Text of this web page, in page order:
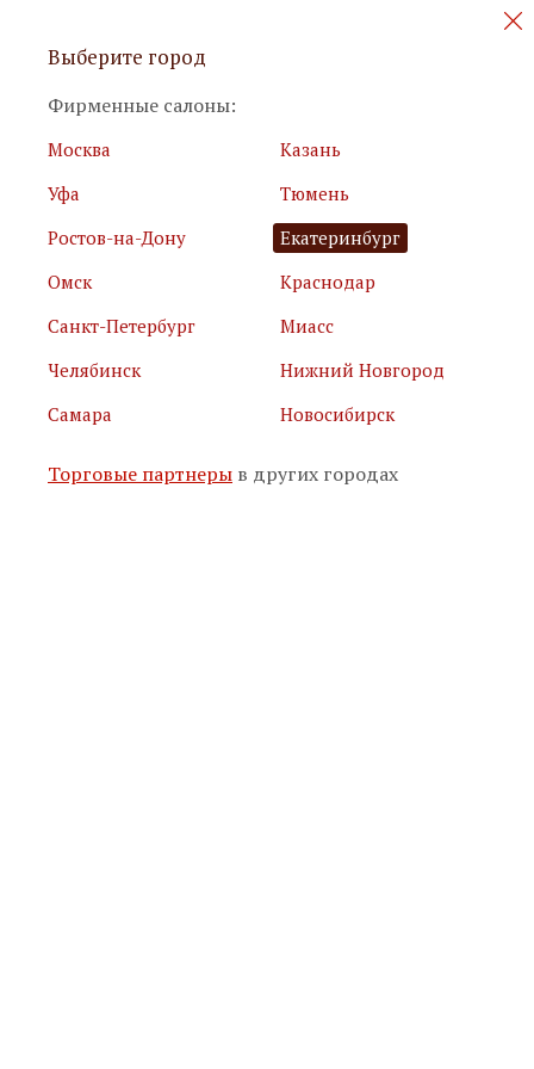
Персональные акции и новинки
Я принимаю
условия использования сайта
Я соглашаюсь сполитикой обработки персональных
Подписаться
Выберите город
Фирменные салоны:
Москва
Казань
Уфа
Тюмень
Ростов-на-Дону
Екатеринбург
Омск
Краснодар
Санкт-Петербург
Миасс
Челябинск
Нижний Новгород
Самара
Новосибирск
Торговые партнеры в других городах